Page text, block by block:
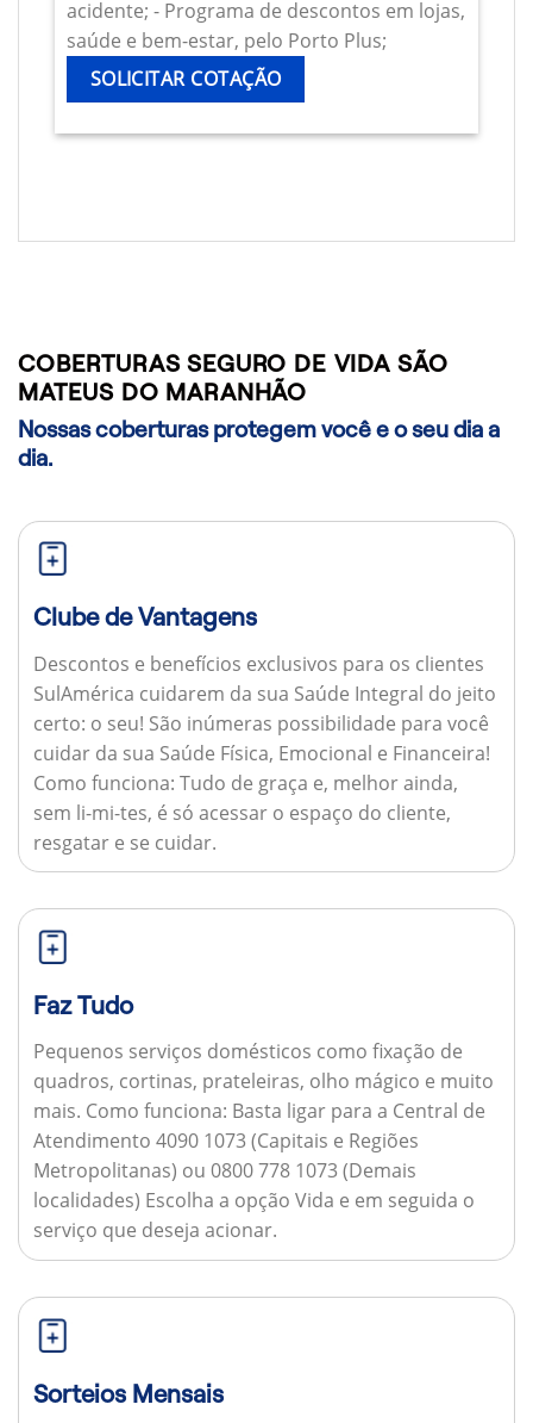
acidente; - Programa de descontos em lojas,
saúde e bem-estar, pelo Porto Plus;
SOLICITAR COTAÇÃO
COBERTURAS SEGURO DE VIDA SÃO
MATEUS DO MARANHÃO
Nossas coberturas protegem você e o seu dia a
dia.
Clube de Vantagens
Descontos e benefícios exclusivos para os clientes
SulAmérica cuidarem da sua Saúde Integral do jeito
certo: o seu! São inúmeras possibilidade para você
cuidar da sua Saúde Física, Emocional e Financeira!
Como funciona: Tudo de graça e, melhor ainda,
sem li-mi-tes, é só acessar o espaço do cliente,
resgatar e se cuidar.
Faz Tudo
Pequenos serviços domésticos como fixação de
quadros, cortinas, prateleiras, olho mágico e muito
mais. Como funciona: Basta ligar para a Central de
Atendimento 4090 1073 (Capitais e Regiões
Metropolitanas) ou 0800 778 1073 (Demais
localidades) Escolha a opção Vida e em seguida o
serviço que deseja acionar.
Sorteios Mensais